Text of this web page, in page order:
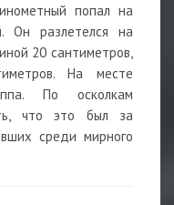
попал на
Он разлетелся на
20 сантиметров,
На месте
По осколкам
что это был за
среди мирного